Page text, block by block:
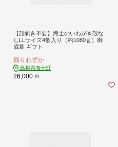
【殻剥き不要】海士のいわがき殻な
しLLサイズ4個入り（約1080ｇ）御
歳暮 ギフト
残りわずか
島根県海士町
26,000 円